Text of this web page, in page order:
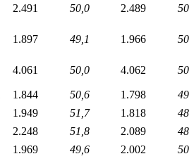
2.491 50,0 2.489
1.897 49,1 1.966
4.061 50,0 4.062
1.844 50,6 1.798
1.949 51,7 1.818
2.248 51,8 2.089
1.969 49,6 2.002